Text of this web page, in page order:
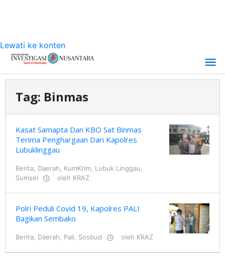
Lewati ke konten
Tag: Binmas
Kasat Samapta Dan KBO Sat Binmas
Terima Penghargaan Dari Kapolres
Lubuklinggau
Berita Daerah KumKrim Lubuk Linggau
Sumsel
oleh KRAZ
Polri Peduli Covid 19, Kapolres PALI
Bagikan Sembako
Berita Daerah Pali Sosbud oleh KRAZ